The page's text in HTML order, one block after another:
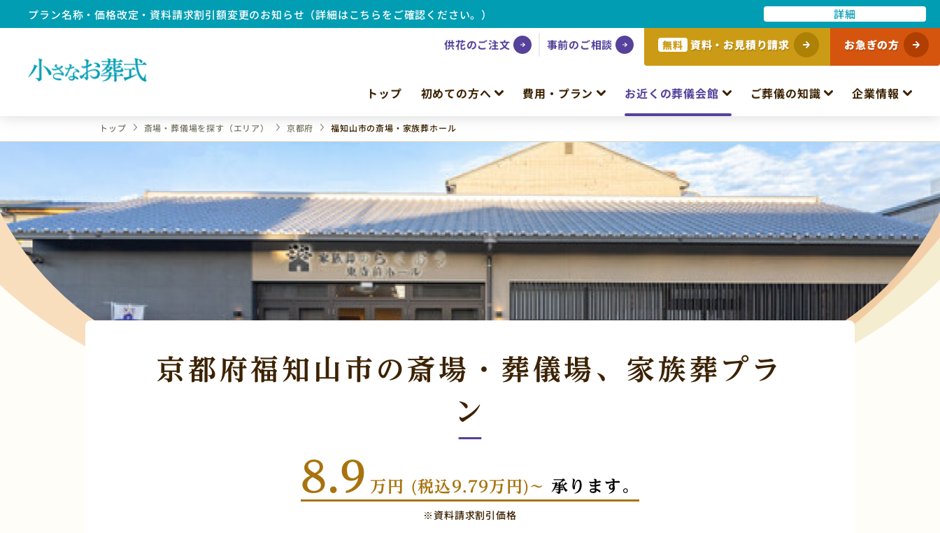
プラン名称・価格改定・資料請求割引額変更のお知らせ（詳細はこちらをご確認ください。） 詳細
供花のご注文 事前のご相談 無料 資料・お見積り請求 お急ぎの方
トップ 初めての方へ 費用・プラン お近くの葬儀会館 ご葬儀の知識 企業情報
トップ 斎場・葬儀場を探す（エリア） 京都府 福知山市の斎場・家族葬ホール
京都府福知山市の斎場・葬儀場、家族葬プラ
ン
8.9 万円 (税込9.79万円)~ 承ります。
※資料請求割引価格